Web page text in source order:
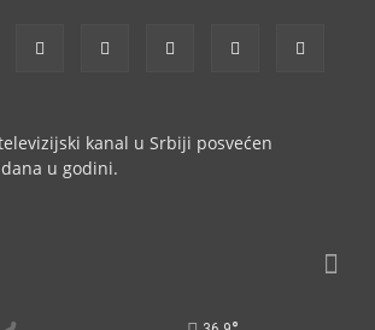
kanal u Srbiji posvećen
u godini.